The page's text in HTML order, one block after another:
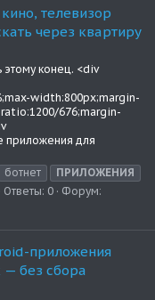
телевизор
через квартиру
конец. <div
width:800px;margin-
676;margin-
приложения для
ботнет
ПРИЛОЖЕНИЯ
Ответы: 0
Форум:
приложения
— без сбора